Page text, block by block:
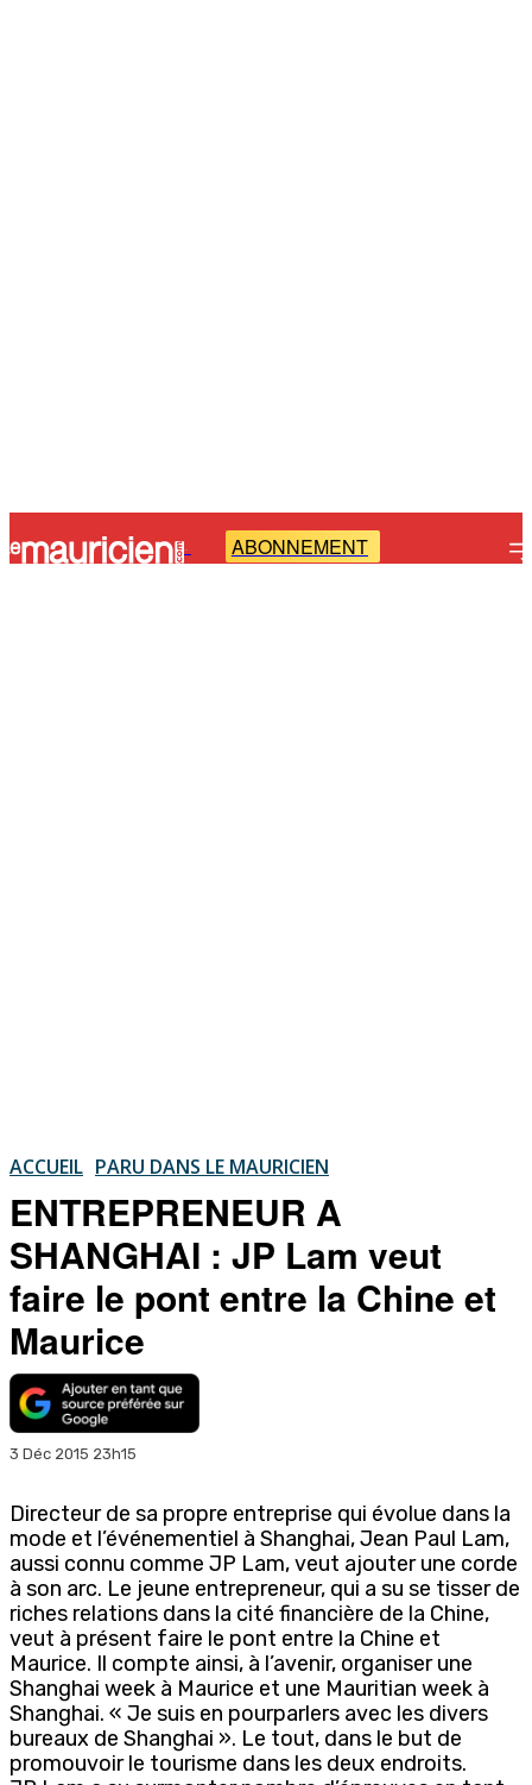
- ABONNEMENT
ACCUEIL PARU DANS LE MAURICIEN
ENTREPRENEUR A
SHANGHAI : JP Lam veut
faire le pont entre la Chine et
Maurice
3 Déc 2015 23h15
Directeur de sa propre entreprise qui évolue dans la
mode et l’événementiel à Shanghai, Jean Paul Lam,
aussi connu comme JP Lam, veut ajouter une corde
à son arc. Le jeune entrepreneur, qui a su se tisser de
riches relations dans la cité financière de la Chine,
veut à présent faire le pont entre la Chine et
Maurice. Il compte ainsi, à l’avenir, organiser une
Shanghai week à Maurice et une Mauritian week à
Shanghai. « Je suis en pourparlers avec les divers
bureaux de Shanghai ». Le tout, dans le but de
promouvoir le tourisme dans les deux endroits.